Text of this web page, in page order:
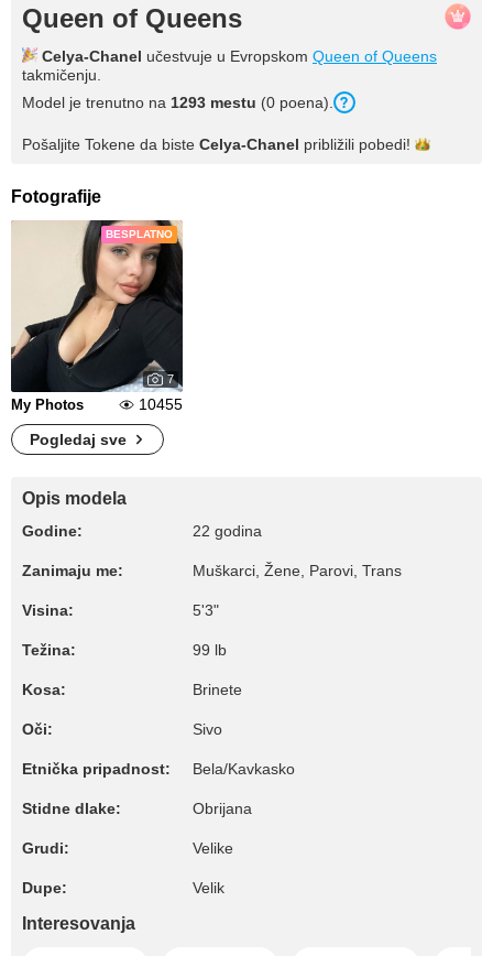
Queen of Queens
Celya-Chanel učestvuje u Evropskom Queen of Queens
takmičenju.
Model je trenutno na 1293 mestu (0 poena).
Pošaljite Tokene da biste Celya-Chanel približili pobedi!
Fotografije
BESPLATNO
7
My Photos
10455
Pogledaj sve
Opis modela
Godine: 22 godina
Zanimaju me: Muškarci, Žene, Parovi, Trans
Visina: 5'3"
Težina: 99 lb
Kosa: Brinete
Oči: Sivo
Etnička pripadnost: Bela/Kavkasko
Stidne dlake: Obrijana
Grudi: Velike
Dupe: Velik
Interesovanja